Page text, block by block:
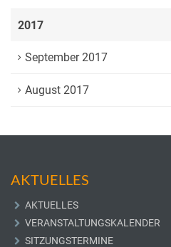
2017
September 2017
August 2017
AKTUELLES
AKTUELLES
VERANSTALTUNGSKALENDER
SITZUNGSTERMINE